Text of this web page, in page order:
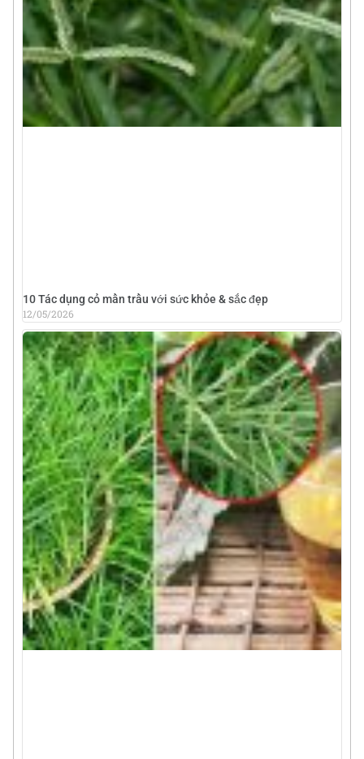
10 Tác dụng cỏ mần trầu với sức khỏe & sắc đẹp
12/05/2026